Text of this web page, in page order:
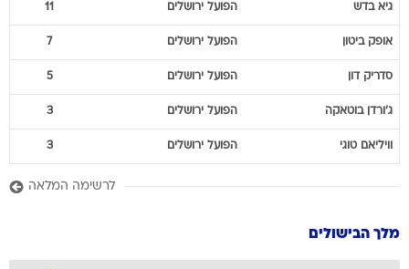
גיא בדש הפועל ירושלים 11
אופק ביטון הפועל ירושלים 7
סדריק דון הפועל ירושלים 5
ג'ורדן בוטאקה הפועל ירושלים 3
וויליאם טוגי הפועל ירושלים 3
לרשימה המלאה
מלך הבישולים